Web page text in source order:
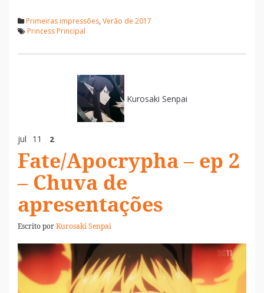
Primeiras impressões, Verão de 2017
Princess Principal
Kurosaki Senpai
jul 11 2
Fate/Apocrypha – ep 2
– Chuva de
apresentações
Escrito porKurosaki Senpai